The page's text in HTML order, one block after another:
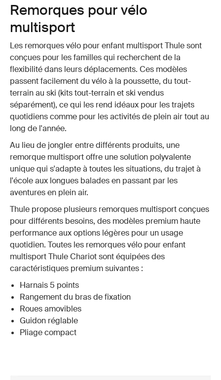
Remorques pour vélo
multisport
Les remorques vélo pour enfant multisport Thule sont
conçues pour les familles qui recherchent de la
flexibilité dans leurs déplacements. Ces modèles
passent facilement du vélo à la poussette, du tout-
terrain au ski (kits tout-terrain et ski vendus
séparément), ce qui les rend idéaux pour les trajets
quotidiens comme pour les activités de plein air tout au
long de l'année.
Au lieu de jongler entre différents produits, une
remorque multisport offre une solution polyvalente
unique qui s'adapte à toutes les situations, du trajet à
l'école aux longues balades en passant par les
aventures en plein air.
Thule propose plusieurs remorques multisport conçues
pour différents besoins, des modèles premium haute
performance aux options légères pour un usage
quotidien. Toutes les remorques vélo pour enfant
multisport Thule Chariot sont équipées des
caractéristiques premium suivantes :
Harnais 5 points
Rangement du bras de fixation
Roues amovibles
Guidon réglable
Pliage compact